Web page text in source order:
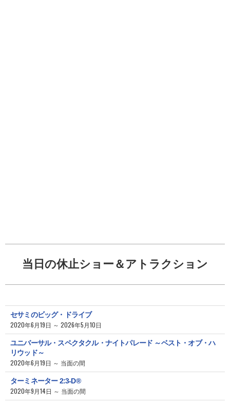
当日の休止ショー＆アトラクション
セサミのビッグ・ドライブ
2020年6月19日 ～ 2026年5月10日
ユニバーサル・スペクタクル・ナイトパレード ～ベスト・オブ・ハ
リウッド～
2020年6月19日 ～ 当面の間
ターミネーター 2:3-D®
2020年9月14日 ～ 当面の間